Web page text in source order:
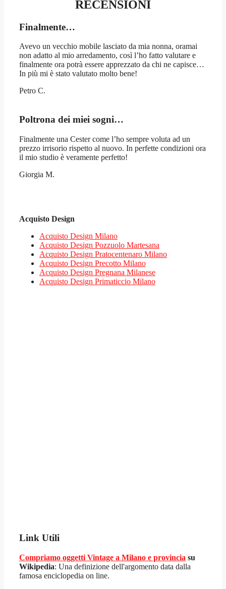
RECENSIONI
Finalmente…
Avevo un vecchio mobile lasciato da mia nonna, oramai
non adatto al mio arredamento, così l’ho fatto valutare e
finalmente ora potrà essere apprezzato da chi ne capisce…
In più mi è stato valutato molto bene!
Petro C.
Poltrona dei miei sogni…
Finalmente una Cester come l’ho sempre voluta ad un
prezzo irrisorio rispetto al nuovo. In perfette condizioni ora
il mio studio è veramente perfetto!
Giorgia M.
Acquisto Design
Acquisto Design Milano
Acquisto Design Pozzuolo Martesana
Acquisto Design Pratocentenaro Milano
Acquisto Design Precotto Milano
Acquisto Design Pregnana Milanese
Acquisto Design Primaticcio Milano
Link Utili
Compriamo oggetti Vintage a Milano e provincia su
Wikipedia: Una definizione dell'argomento data dalla
famosa enciclopedia on line.